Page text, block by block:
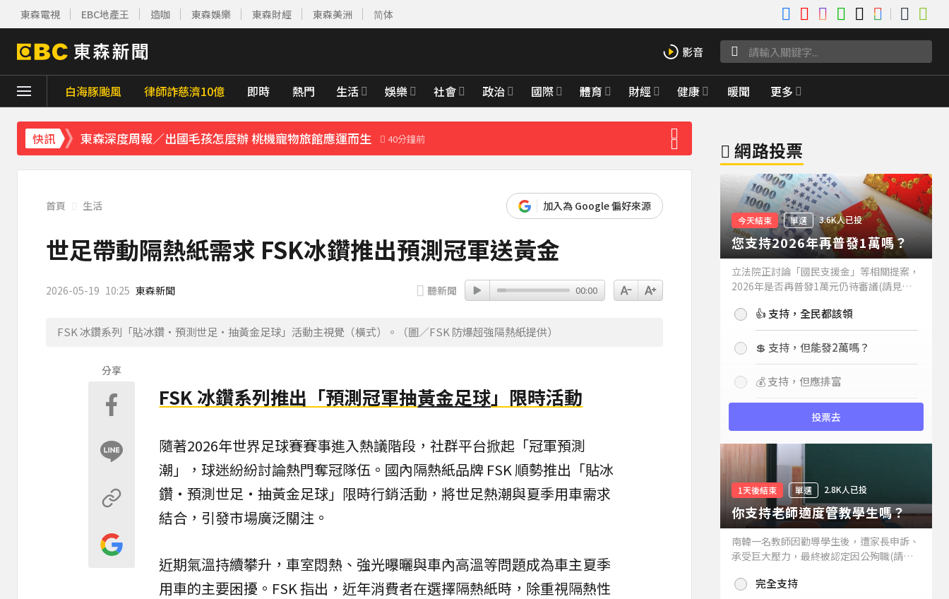
東森電視 EBC地產王 造咖 東森娛樂 東森財經 東森美洲 简体
白海豚颱風 律師詐慈濟10億 即時 熱門 生活 娛樂 社會 政治 國際 體育 財經 健康 暖聞 更多
快訊
下載東森App，隨時掌握天下大小事！
東森深度周報／出國毛孩怎麼辦 桃機寵物旅館應運而生
40分鐘前
首頁 生活 加入為 Google 偏好來源
世足帶動隔熱紙需求 FSK冰鑽推出預測冠軍送黃金
2026-05-19 10:25 東森新聞 聽新聞 00:00
FSK 冰鑽系列「貼冰鑽・預測世足・抽黃金足球」活動主視覺（橫式）。（圖／FSK 防爆超強隔熱紙提供）
分享
FSK 冰鑽系列推出「預測冠軍抽黃金足球」限時活動
隨著2026年世界足球賽賽事進入熱議階段，社群平台掀起「冠軍預測
潮」，球迷紛紛討論熱門奪冠隊伍。國內隔熱紙品牌 FSK 順勢推出「貼冰
鑽・預測世足 ・抽黃金足球」限時行銷活動，將世足熱潮與夏季用車需求
結合，引發市場廣泛關注。
近期氣溫持續攀升，車室悶熱、強光曝曬與車內高溫等問題成為車主夏季
用車的主要困擾。FSK 指出，近年消費者在選擇隔熱紙時，除重視隔熱性
網路投票
今天結束 單選 3.6K人已投
您支持2026年再普發1萬嗎？
立法院正討論「國民支援金」等相關提案，
2026年是否再普發1萬元仍待審議(請見下
持嗎？👍 支持，全民都該領
💲 支持，但能發2萬嗎？
💰 支持，但應排富
投票去
1天後結束 單選 2.8K人已投
你支持老師適度管教學生嗎？
南韓一名教師因勸導學生後，遭家長申訴、
承受巨大壓力，最終被認定因公殉職(請見
你支持老師適度管教學生嗎？
完全支持